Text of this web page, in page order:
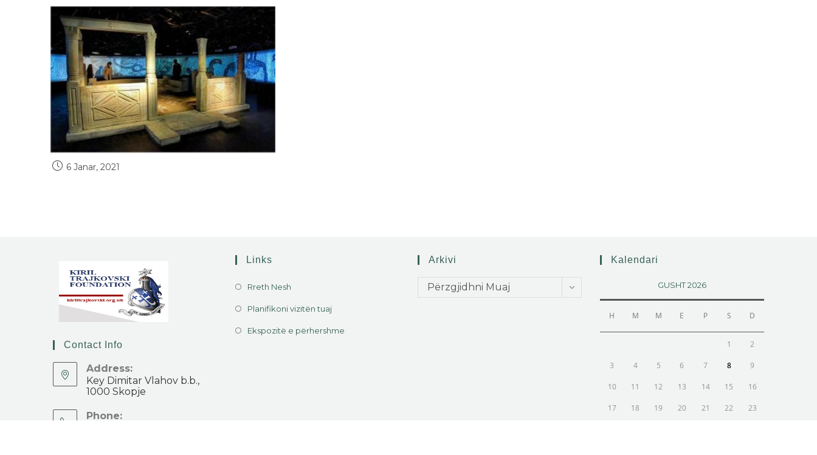
6 Janar, 2021
Contact Info
Address:
Key Dimitar Vlahov b.b.,
1000 Skopje
Phone:
Links
Rreth Nesh
Planifikoni vizitën tuaj
Ekspozitë e përhershme
Arkivi
Përzgjidhni Muaj
Kalendari
GUSHT 2026
H M M E P S D
1 2
3 4 5 6 7 8 9
10 11 12 13 14 15 16
17 18 19 20 21 22 23